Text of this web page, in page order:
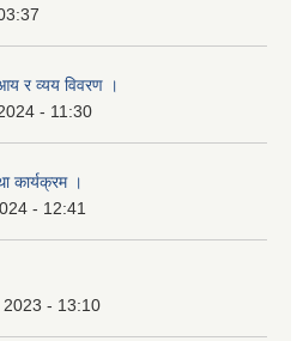
र व्यय विवरण ।
- 11:30
।
- 12:41
- 13:10